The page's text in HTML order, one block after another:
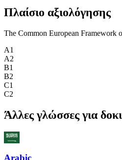
Πλαίσιο αξιολόγησης
The Common European Framework
A1
A2
B1
B2
C1
C2
Άλλες γλώσσες για
Arabic